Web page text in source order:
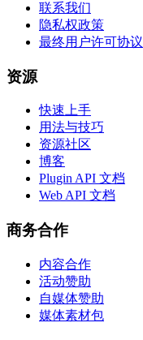
联系我们
隐私权政策
最终用户许可协议
资源
快速上手
用法与技巧
资源社区
博客
Plugin API 文档
Web API 文档
商务合作
内容合作
活动赞助
自媒体赞助
媒体素材包